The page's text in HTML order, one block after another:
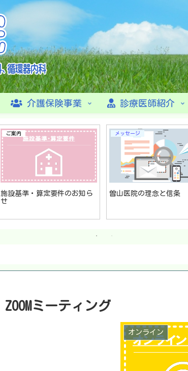
介護保険事業 診療医師紹介
ご案内
施設基準・算定要件のお知ら
せ
メッセージ
曽山医院の理念と信条
ZOOMミーティング
オンライン